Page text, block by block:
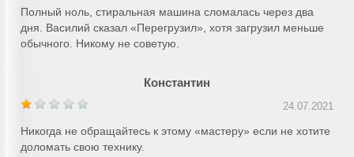
Полный ноль, стиральная машина сломалась через два
дня. Василий сказал «Перегрузил», хотя загрузил меньше
обычного. Никому не советую.
Константин
24.07.2021
Никогда не обращайтесь к этому «мастеру» если не хотите
доломать свою технику.